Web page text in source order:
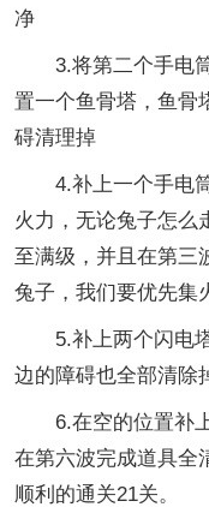
净
3.将第二个手电筒
置一个鱼骨塔，鱼骨
碍清理掉
4.补上一个手电筒
火力，无论兔子怎么
至满级，并且在第三
兔子，我们要优先集
5.补上两个闪电塔
边的障碍也全部清除
6.在空的位置补上
在第六波完成道具全
顺利的通关21关。